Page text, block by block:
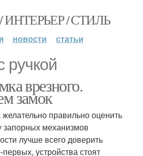
/ СТИЛЬ
новости статьи
ручкой
врезного.
замок
правильно оценить
запорных механизмов
лучше всего доверить
устройства стоят